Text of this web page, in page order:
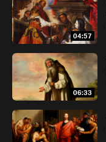
04:57
06:33